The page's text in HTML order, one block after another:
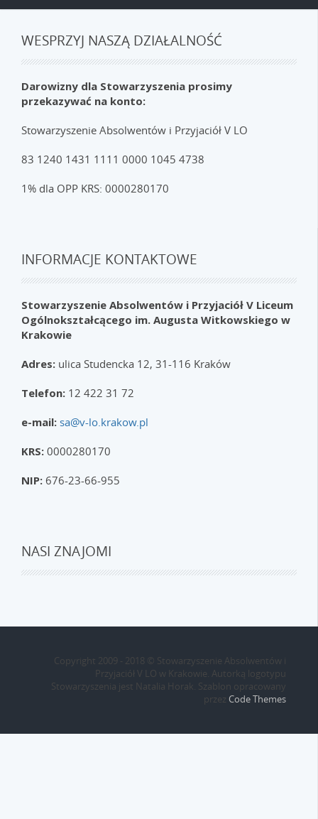
WESPRZYJ NASZĄ DZIAŁALNOŚĆ
Darowizny dla Stowarzyszenia prosimy
przekazywać na konto:
Stowarzyszenie Absolwentów i Przyjaciół V LO
83 1240 1431 1111 0000 1045 4738
1% dla OPP KRS: 0000280170
INFORMACJE KONTAKTOWE
Stowarzyszenie Absolwentów i Przyjaciół V Liceum
Ogólnokształcącego im. Augusta Witkowskiego w
Krakowie
Adres: ulica Studencka 12, 31-116 Kraków
Telefon: 12 422 31 72
e-mail: sa@v-lo.krakow.pl
KRS: 0000280170
NIP: 676-23-66-955
NASI ZNAJOMI
Copyright 2009 - 2018 © Stowarzyszenie Absolwentów i
Przyjaciół V LO w Krakowie. Autorką logotypu
Stowarzyszenia jest Natalia Horak. Szablon opracowany
przez Code Themes